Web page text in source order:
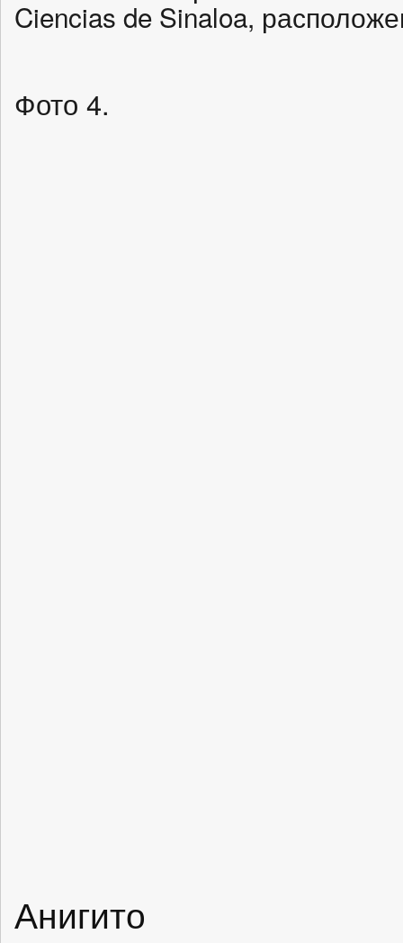
Ciencias de Sinaloa,
Фото 4.
Анигито